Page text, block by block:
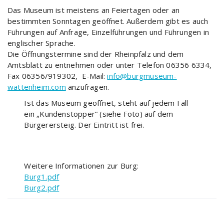
Das Museum ist meistens an Feiertagen oder an
bestimmten Sonntagen geöffnet. Außerdem gibt es auch
Führungen auf Anfrage, Einzelführungen und Führungen in
englischer Sprache.
Die Öffnungstermine sind der Rheinpfalz und dem
Amtsblatt zu entnehmen oder unter Telefon 06356 6334,
Fax 06356/919302, E-Mail:info@burgmuseum-
wattenheim.com anzufragen.
Ist das Museum geöffnet, steht auf jedem Fall
ein „Kundenstopper“ (siehe Foto) auf dem
Bürgerersteig. Der Eintritt ist frei.
Weitere Informationen zur Burg:
Burg1.pdf
Burg2.pdf